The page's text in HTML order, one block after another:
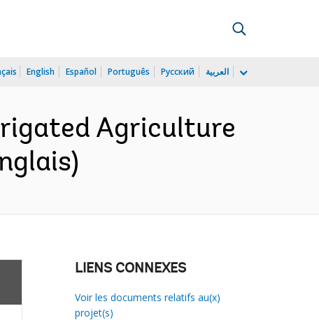
English Español Português Русский العربية
Agriculture
LIENS CONNEXES
Voir les documents relatifs au(x)
projet(s)